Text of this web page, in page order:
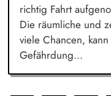
richtig Fahrt
Die räumliche und
viele Chancen,
Gefährdung...